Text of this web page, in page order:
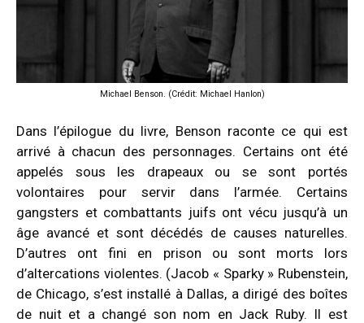
Michael Benson. (Crédit: Michael Hanlon)
Dans l’épilogue du livre, Benson raconte ce qui est
arrivé à chacun des personnages. Certains ont été
appelés sous les drapeaux ou se sont portés
volontaires pour servir dans l’armée. Certains
gangsters et combattants juifs ont vécu jusqu’à un
âge avancé et sont décédés de causes naturelles.
D’autres ont fini en prison ou sont morts lors
d’altercations violentes. (Jacob « Sparky » Rubenstein,
de Chicago, s’est installé à Dallas, a dirigé des boîtes
de nuit et a changé son nom en Jack Ruby. Il est